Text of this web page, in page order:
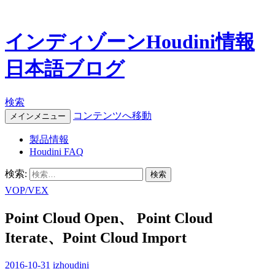
インディゾーンHoudini情報
日本語ブログ
検索
メインメニュー コンテンツへ移動
製品情報
Houdini FAQ
検索:
VOP/VEX
Point Cloud Open、 Point Cloud
Iterate、Point Cloud Import
2016-10-31 izhoudini